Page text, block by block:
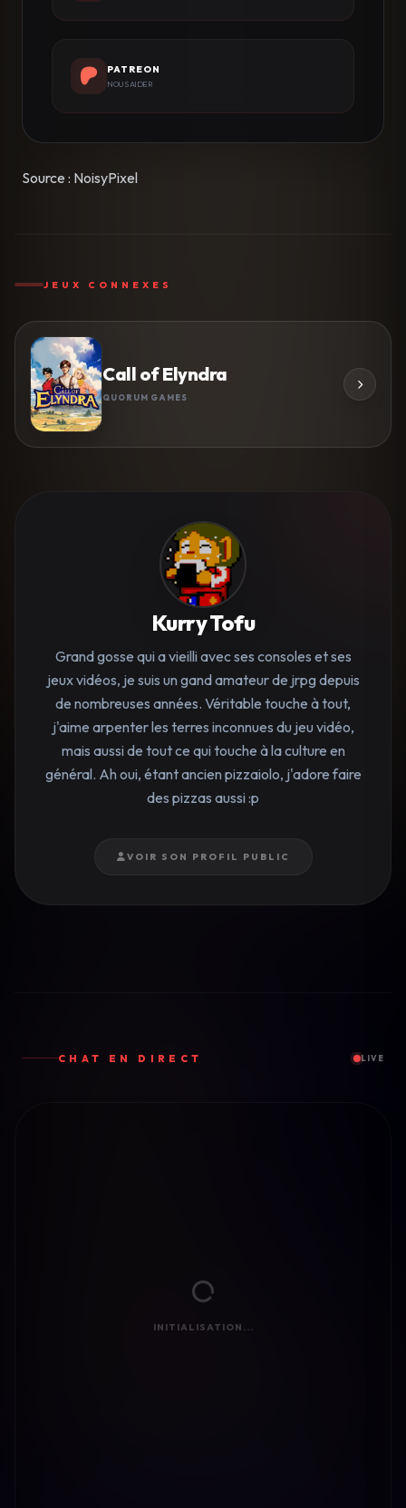
PATREON
NOUS AIDER
Source : NoisyPixel
JEUX CONNEXES
Call of Elyndra
QUORUM GAMES
Kurry Tofu
Grand gosse qui a vieilli avec ses consoles et ses
jeux vidéos, je suis un gand amateur de jrpg depuis
de nombreuses années. Véritable touche à tout,
j'aime arpenter les terres inconnues du jeu vidéo,
mais aussi de tout ce qui touche à la culture en
général. Ah oui, étant ancien pizzaiolo, j'adore faire
des pizzas aussi :p
VOIR SON PROFIL PUBLIC
CHAT EN DIRECT LIVE
INITIALISATION...